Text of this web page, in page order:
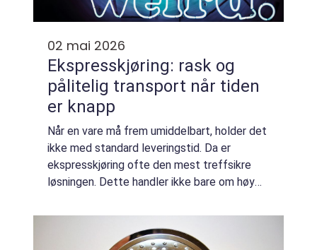
02 mai 2026
Ekspresskjøring: rask og
pålitelig transport når tiden
er knapp
Når en vare må frem umiddelbart, holder det
ikke med standard leveringstid. Da er
ekspresskjøring ofte den mest treffsikre
løsningen. Dette handler ikke bare om høy
fra A til Å. For bedrifter kan noen time...